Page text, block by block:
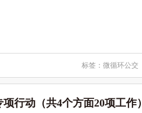
标签： 微循环公交
行动（共4个方面20项工作）